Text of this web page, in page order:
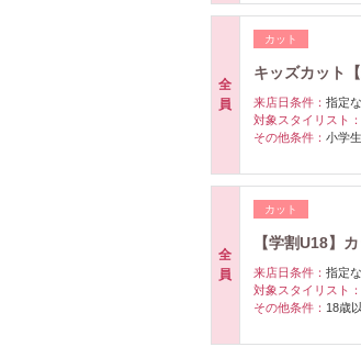
全
員
カット
キッズカット
来店日条件： 指定
対象スタイリスト：
その他条件： 小学
全
員
カット
【学割U18
来店日条件： 指定
対象スタイリスト：
その他条件： 18歳